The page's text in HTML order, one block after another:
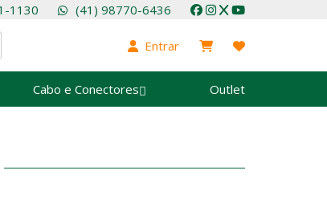
1130 (41) 98770-6436
Entrar
Cabo e Conectores Outlet